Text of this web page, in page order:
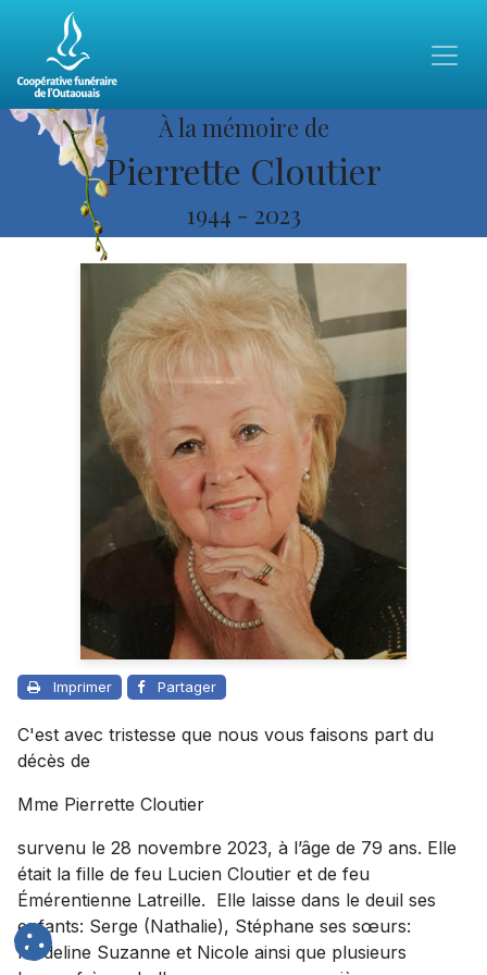
À la mémoire de
Pierrette Cloutier
1944 - 2023
Imprimer Partager
C'est avec tristesse que nous vous faisons part du
décès de
Mme Pierrette Cloutier
survenu le 28 novembre 2023, à l’âge de 79 ans. Elle
était la fille de feu Lucien Cloutier et de feu
Émérentienne Latreille. Elle laisse dans le deuil ses
enfants: Serge (Nathalie), Stéphane ses sœurs:
Madeline Suzanne et Nicole ainsi que plusieurs